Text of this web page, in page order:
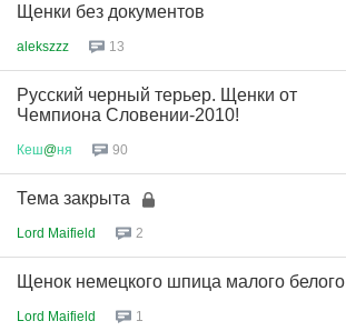
Щенки без документов
alekszzz 13
Русский черный терьер. Щенки от
Чемпиона Словении-2010!
Кеш@ня 90
Тема закрыта
Lord Maifield 2
Щенок немецкого шпица малого белого
Lord Maifield 1